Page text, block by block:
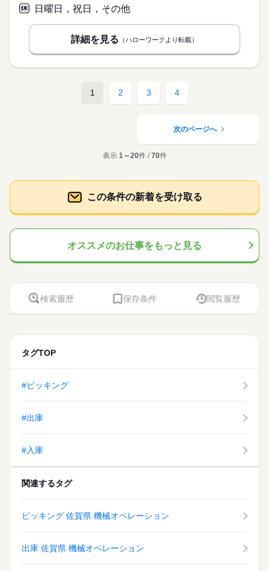
日曜日，祝日，その他
詳細を見る （ハローワークより転載）
1 2 3 4
次のページへ
表示 1～20件 /70件
この条件の新着を受け取る
オススメのお仕事をもっと見る
検索履歴 保存条件 閲覧履歴
タグTOP
#ピッキング
#出庫
#入庫
関連するタグ
ピッキング 佐賀県 機械オペレーション
出庫 佐賀県 機械オペレーション